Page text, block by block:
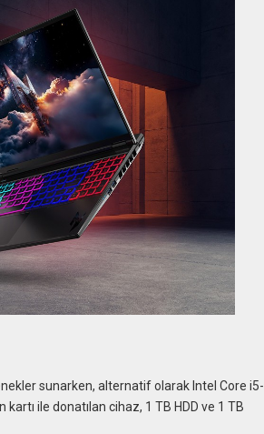
sunarken, alternatif olarak Intel Core i5-
ile donatılan cihaz, 1 TB HDD ve 1 TB